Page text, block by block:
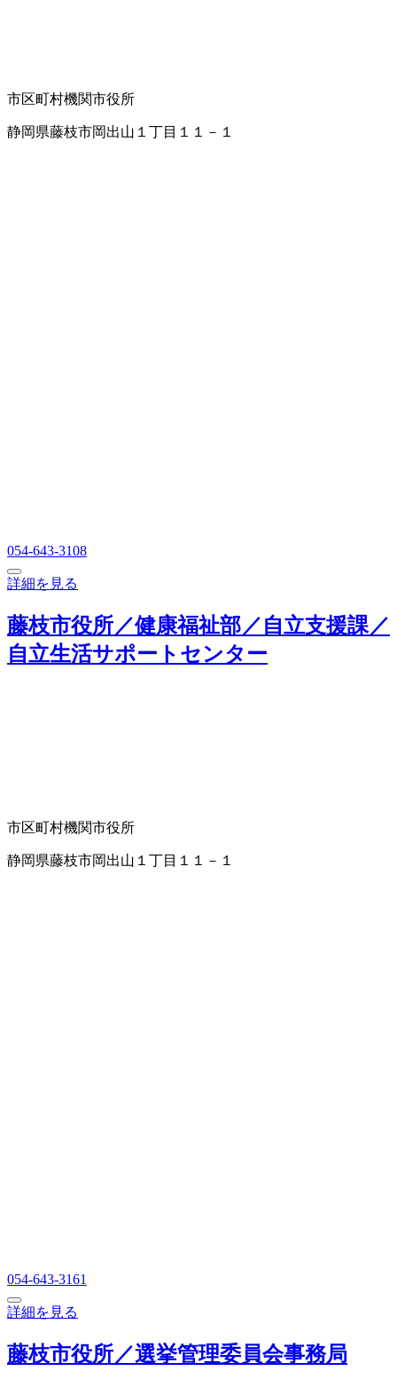
市区町村機関市役所
静岡県藤枝市岡出山１丁目１１－１
054-643-3108
詳細を見る
藤枝市役所／健康福祉部／自立支援課／
自立生活サポートセンター
市区町村機関市役所
静岡県藤枝市岡出山１丁目１１－１
054-643-3161
詳細を見る
藤枝市役所／選挙管理委員会事務局